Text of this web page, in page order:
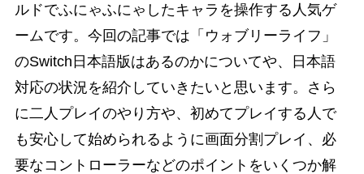
ルドでふにゃふにゃしたキャラを操作する人気ゲ
ームです。今回の記事では「ウォブリーライフ」
のSwitch日本語版はあるのかについてや、日本語
対応の状況を紹介していきたいと思います。さら
に二人プレイのやり方や、初めてプレイする人で
も安心して始められるように画面分割プレイ、必
要なコントローラーなどのポイントをいくつか解